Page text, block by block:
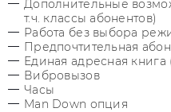
Дополнительные
т.ч. классы абонентов)
Работа без выбора
Предпочтительная
Единая адресная книга
Вибровызов
Часы
Man Down опция